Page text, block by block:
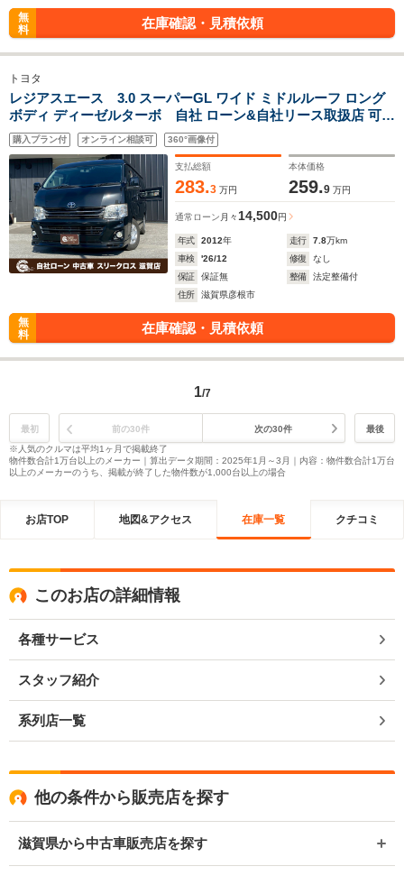
無
料
在庫確認・見積依頼
トヨタ
レジアスエース 3.0 スーパーGL ワイド ミドルルーフ ロング
ボディ ディーゼルターボ 自社 ローン&自社リース取扱店 可決
率90パー頭金・保証人不要 全国対応 信用情報回復 新車自社 ロ
ーン 高 級車 自社 ローン(残価設定可) 自営業OK 最大120回払い
ローン 相 談 窓口 自社大型整備工場 仮審査可
購入プラン付 オンライン相談可 360°画像付
支払総額
283.3 万円
本体価格
259.9 万円
通常ローン 月々 14,500円
年式 2012年 走行 7.8万km
車検
'26/12 修復
なし
保証
保証無 整備
法定整備付
住所
滋賀県彦根市
無
料
在庫確認・見積依頼
1/7
最初 前の30件 次の30件
最後
※人気のクルマは平均1ヶ月で掲載終了
物件数合計1万台以上のメーカー｜算出データ期間：2025年1月～3月｜内容：物件数合計1万台
以上のメーカーのうち、掲載が終了した物件数が1,000台以上の場合
お店TOP 地図&アクセス 在庫一覧 クチコミ
このお店の詳細情報
各種サービス
スタッフ紹介
系列店一覧
他の条件から販売店を探す
滋賀県から中古車販売店を探す